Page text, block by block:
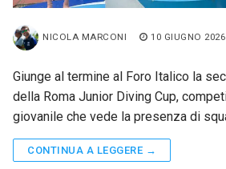
NICOLA MARCONI 10 GIUGNO 2026
Giunge al termine al Foro Italico la
della Roma Junior Diving Cup,
giovanile che vede la presenza di
CONTINUA A LEGGERE →